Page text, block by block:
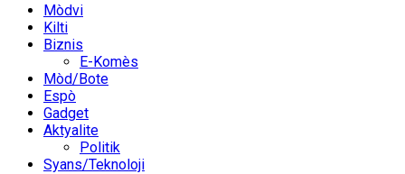
Mòdvi
Kilti
Biznis
E-Komès
Mòd/Bote
Espò
Gadget
Aktyalite
Politik
Syans/Teknoloji